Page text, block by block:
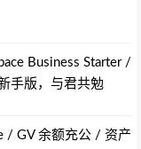
Business Starter /
手版，与君共勉
/ GV 余额充公 / 资产